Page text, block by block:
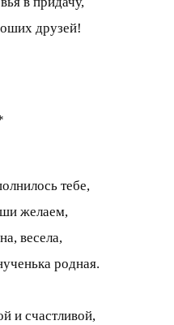
друзей!
тебе,
желаем,
весела,
родная.
и счастливой,